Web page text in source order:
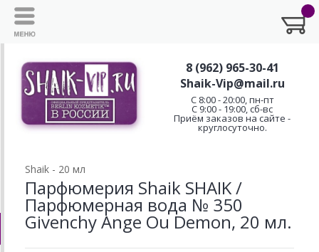
8 (962) 965-30-41
Shaik-Vip@mail.ru
C 8:00 - 20:00, пн-пт
С 9:00 - 19:00, сб-вс
Приём заказов на сайте -
круглосуточно.
Shaik - 20 мл
Парфюмерия Shaik SHAIK /
Парфюмерная вода № 350
Givenchy Ange Ou Demon, 20 мл.